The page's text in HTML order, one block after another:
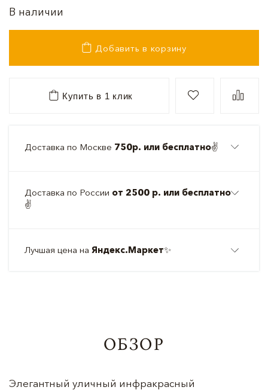
В наличии
Добавить в корзину
Купить в 1 клик
Доставка по Москве 750р. или бесплатно✌️
Доставка по России от 2500 р. или бесплатно
✌️
Лучшая цена на Яндекс.Маркет✨
ОБЗОР
Элегантный уличный инфракрасный